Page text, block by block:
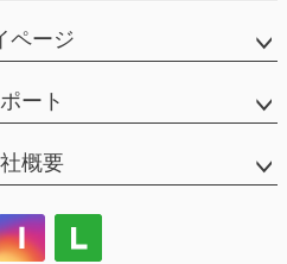
ページ
ート
概要